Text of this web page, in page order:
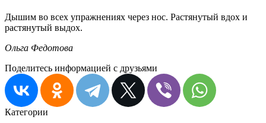
Дышим во всех упражнениях через нос. Растянутый вдох и
растянутый выдох.
Ольга Федотова
Поделитесь информацией с друзьями
Категории